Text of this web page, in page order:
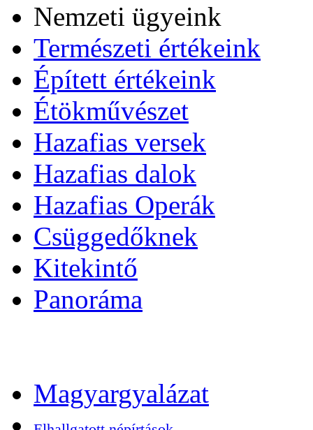
Nemzeti ügyeink
Természeti értékeink
Épített értékeink
Étökművészet
Hazafias versek
Hazafias dalok
Hazafias Operák
Csüggedőknek
Kitekintő
Panoráma
Magyargyalázat